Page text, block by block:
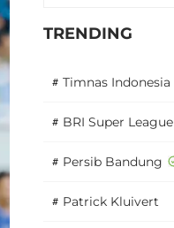
TRENDING
# Timnas Indonesia
# BRI Super League
# Persib Bandung
# Patrick Kluivert